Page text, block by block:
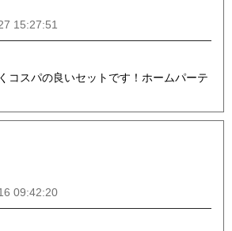
15:27:51
コスパの良いセットです！ホームパーテ
09:42:20